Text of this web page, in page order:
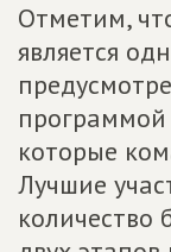
Отметим,
является
программой
которые
Лучшие
количество